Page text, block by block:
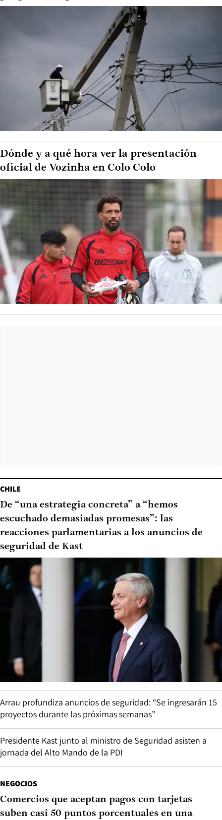
Dónde y a qué hora ver la presentación
oficial de Vozinha en Colo Colo
CHILE
De “una estrategia concreta” a “hemos
escuchado demasiadas promesas”: las
reacciones parlamentarias a los anuncios de
seguridad de Kast
Arrau profundiza anuncios de seguridad: “Se ingresarán 15
proyectos durante las próximas semanas”
Presidente Kast junto al ministro de Seguridad asisten a
jornada del Alto Mando de la PDI
NEGOCIOS
Comercios que aceptan pagos con tarjetas
suben casi 50 puntos porcentuales en una